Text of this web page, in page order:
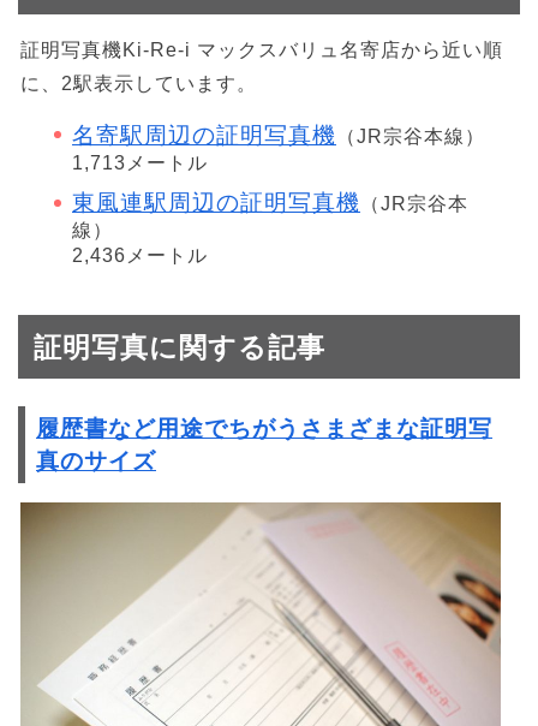
証明写真機Ki-Re-i マックスバリュ名寄店から近い順
に、2駅表示しています。
名寄駅周辺の証明写真機
（JR宗谷本線）
1,713メートル
東風連駅周辺の証明写真機
（JR宗谷本
線）
2,436メートル
証明写真に関する記事
履歴書など用途でちがうさまざまな証明写
真のサイズ